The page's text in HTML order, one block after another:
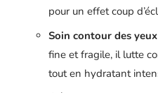
pour un effet coup
Soin contour des yeux
fine et fragile, il lutte
tout en hydratant